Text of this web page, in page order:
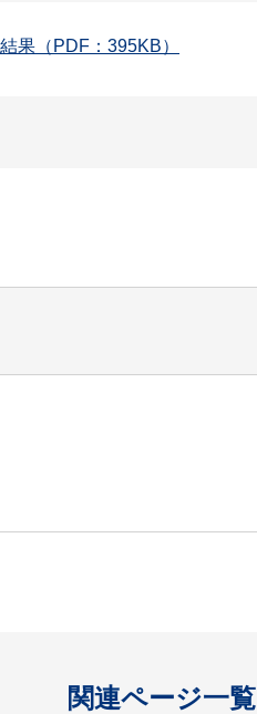
果（PDF：395KB）
関連ページ一覧
開く